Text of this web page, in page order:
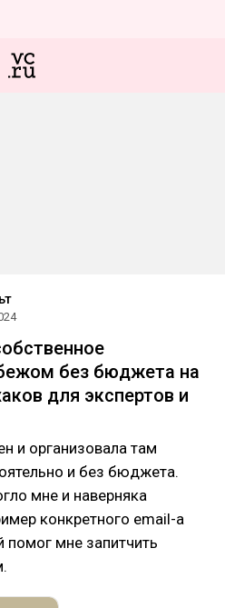
без бюджета на
для экспертов и
и организовала там
и без бюджета.
мне и наверняка
конкретного email-а
помог мне запитчить